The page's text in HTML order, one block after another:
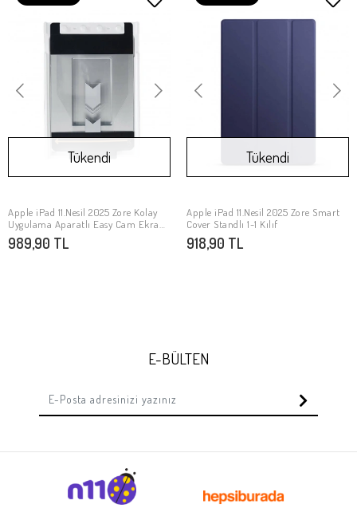
Stokta Yok
Tükendi
Apple iPad 11.Nesil 2025 Zore Kolay
Uygulama Aparatlı Easy Cam Ekran
Koruyucu
989,90 TL
Stokta Yok
Tükendi
Apple iPad 11.Nesil 2025 Zore Smart
Cover Standlı 1-1 Kılıf
918,90 TL
E-BÜLTEN